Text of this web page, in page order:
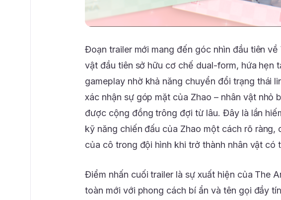
Đoạn trailer mới mang đến góc nhìn đầu tiên về
vật đầu tiên sở hữu cơ chế dual-form, hứa hẹn
gameplay nhờ khả năng chuyển đổi trạng thái
xác nhận sự góp mặt của Zhao – nhân vật nhỏ
được cộng đồng trông đợi từ lâu. Đây là lần
kỹ năng chiến đấu của Zhao một cách rõ
của cô trong đội hình khi trở thành nhân vật có
Điểm nhấn cuối trailer là sự xuất hiện của The
toàn mới với phong cách bí ẩn và tên gọi đầy